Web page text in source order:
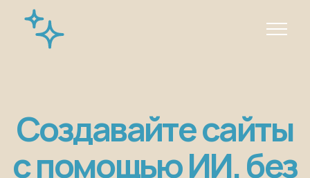
Создавайте сайты
с помощью ИИ, без